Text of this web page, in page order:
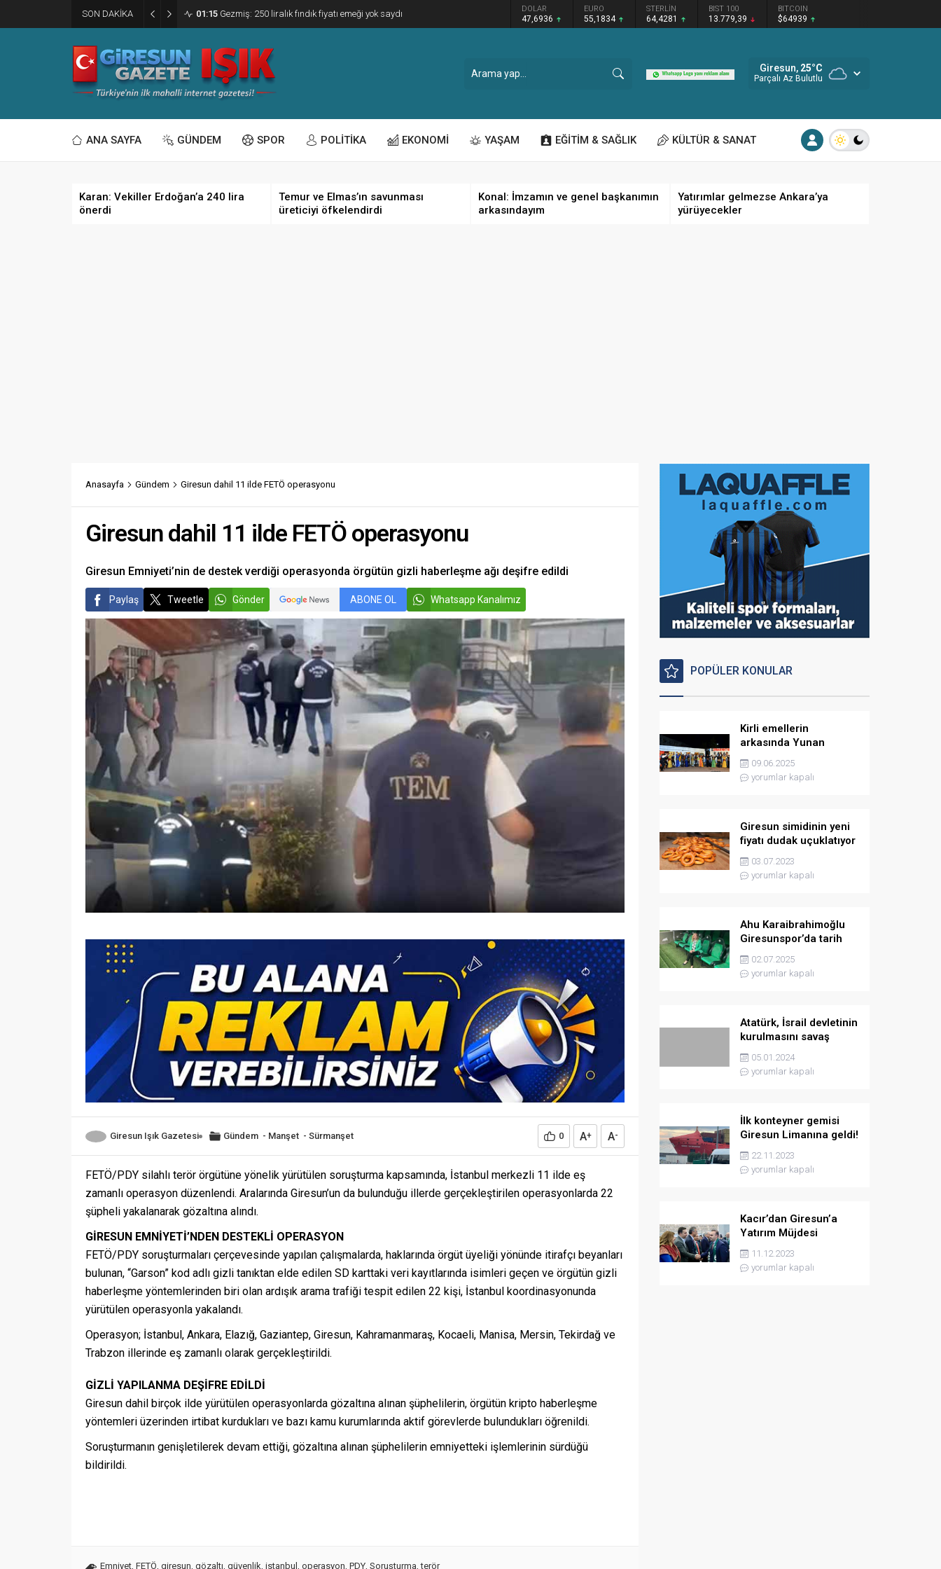
SON DAKİKA 01:15 Gezmiş: 250 liralık fındık fiyatı emeği yok saydı DOLAR
47,6936
EURO
55,1834
STERLİN
64,4281
BIST 100
13.779,39
BITCOIN
$64939
Giresun, 25°C
Parçalı Az Bulutlu
ANA SAYFA GÜNDEM SPOR POLİTİKA EKONOMİ YAŞAM EĞİTİM & SAĞLIK KÜLTÜR & SANAT
Karan: Vekiller Erdoğan’a 240 lira
önerdi
Temur ve Elmas’ın savunması
üreticiyi öfkelendirdi
Konal: İmzamın ve genel başkanımın
arkasındayım
Yatırımlar gelmezse Ankara’ya
yürüyecekler
Anasayfa Gündem Giresun dahil 11 ilde FETÖ operasyonu
Giresun dahil 11 ilde FETÖ operasyonu
Giresun Emniyeti’nin de destek verdiği operasyonda örgütün gizli haberleşme ağı deşifre edildi
Paylaş Tweetle Gönder ABONE OL Whatsapp Kanalımız
Giresun Işık Gazetesi Gündem - Manşet - Sürmanşet 0 A+ A-
FETÖ/PDY silahlı terör örgütüne yönelik yürütülen soruşturma kapsamında, İstanbul merkezli 11 ilde eş
zamanlı operasyon düzenlendi. Aralarında Giresun’un da bulunduğu illerde gerçekleştirilen operasyonlarda 22
şüpheli yakalanarak gözaltına alındı.
GİRESUN EMNİYETİ’NDEN DESTEKLİ OPERASYON
FETÖ/PDY soruşturmaları çerçevesinde yapılan çalışmalarda, haklarında örgüt üyeliği yönünde itirafçı beyanları
bulunan, “Garson” kod adlı gizli tanıktan elde edilen SD karttaki veri kayıtlarında isimleri geçen ve örgütün gizli
haberleşme yöntemlerinden biri olan ardışık arama trafiği tespit edilen 22 kişi, İstanbul koordinasyonunda
yürütülen operasyonla yakalandı.
Operasyon; İstanbul, Ankara, Elazığ, Gaziantep, Giresun, Kahramanmaraş, Kocaeli, Manisa, Mersin, Tekirdağ ve
Trabzon illerinde eş zamanlı olarak gerçekleştirildi.
GİZLİ YAPILANMA DEŞİFRE EDİLDİ
Giresun dahil birçok ilde yürütülen operasyonlarda gözaltına alınan şüphelilerin, örgütün kripto haberleşme
yöntemleri üzerinden irtibat kurdukları ve bazı kamu kurumlarında aktif görevlerde bulundukları öğrenildi.
Soruşturmanın genişletilerek devam ettiği, gözaltına alınan şüphelilerin emniyetteki işlemlerinin sürdüğü
bildirildi.
Emniyet, FETÖ, giresun, gözaltı, güvenlik, istanbul , operasyon, PDY, Soruşturma,terör
POPÜLER KONULAR
Kirli emellerin
arkasında Yunan
istihbaratı var
09.06.2025
yorumlar kapalı
Giresun simidinin yeni
fiyatı dudak uçuklatıyor
03.07.2023
yorumlar kapalı
Ahu Karaibrahimoğlu
Giresunspor’da tarih
yazmaya hazırlanıyor
02.07.2025
yorumlar kapalı
Atatürk, İsrail devletinin
kurulmasını savaş
sebebi olarak ilân
etmişti
05.01.2024
yorumlar kapalı
İlk konteyner gemisi
Giresun Limanına geldi!
22.11.2023
yorumlar kapalı
Kacır’dan Giresun’a
Yatırım Müjdesi
11.12.2023
yorumlar kapalı